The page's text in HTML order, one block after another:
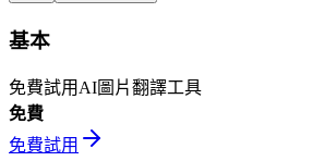
基本
免費試用AI圖片翻譯工具
免費
免費試用